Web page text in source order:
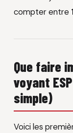
compter entre
Que faire
voyant
simple)
Voici les